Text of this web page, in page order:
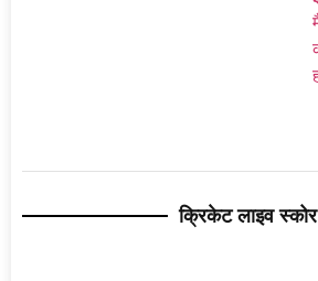
क्रिकेट लाइव स्कोर